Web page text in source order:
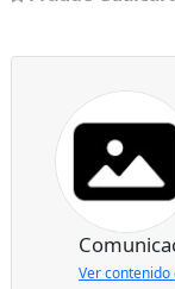
Ver contenido